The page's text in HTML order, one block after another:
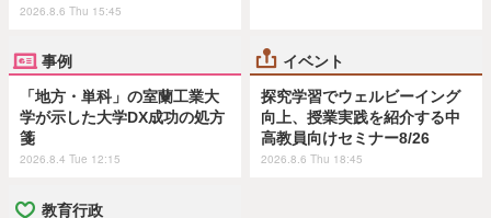
2026.8.6 Thu 15:45
事例
「地方・単科」の室蘭工業大
学が示した大学DX成功の処方
箋
2026.8.4 Tue 12:15
イベント
探究学習でウェルビーイング
向上、授業実践を紹介する中
高教員向けセミナー8/26
2026.8.6 Thu 18:45
教育行政